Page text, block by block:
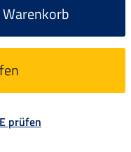
prüfen